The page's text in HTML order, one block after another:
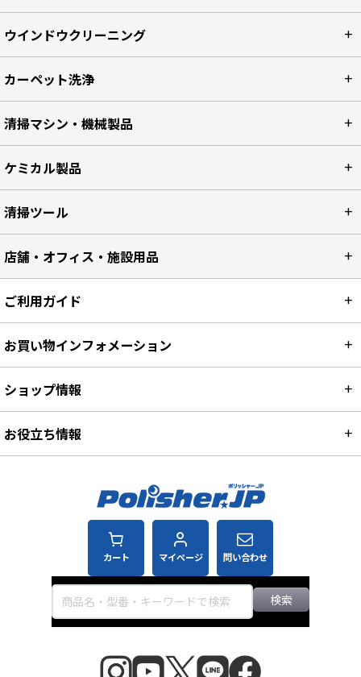
ウインドウクリーニング
カーペット洗浄
清掃マシン・機械製品
ケミカル製品
清掃ツール
店舗・オフィス・施設用品
検索
ご利用ガイド
お買い物インフォメーション
ショップ情報
お役立ち情報